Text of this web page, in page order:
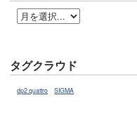
タグクラウド
dp2 quattro SIGMA